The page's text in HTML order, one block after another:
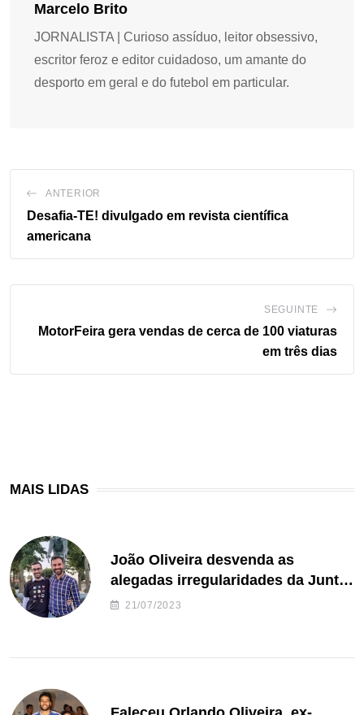
Marcelo Brito
JORNALISTA | Curioso assíduo, leitor obsessivo,
escritor feroz e editor cuidadoso, um amante do
desporto em geral e do futebol em particular.
ANTERIOR
Desafia-TE! divulgado em revista científica
americana
SEGUINTE
MotorFeira gera vendas de cerca de 100 viaturas
em três dias
MAIS LIDAS
João Oliveira desvenda as
alegadas irregularidades da Junta
de Freguesia S. João de Ver
21/07/2023